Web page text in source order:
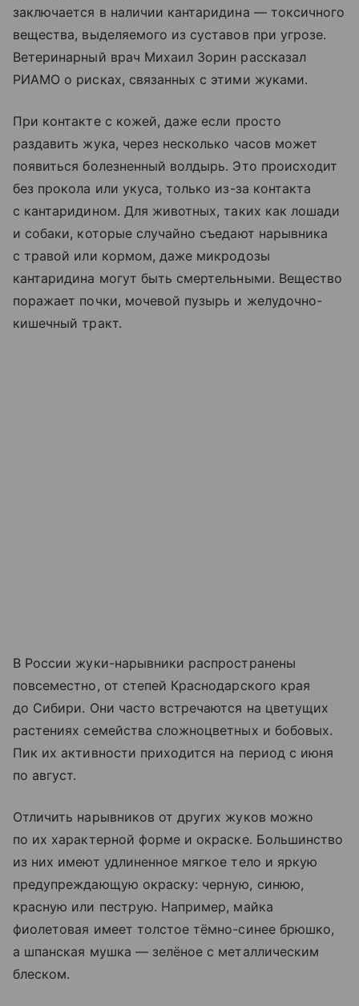
заключается в наличии кантаридина — токсичного
вещества, выделяемого из суставов при угрозе.
Ветеринарный врач Михаил Зорин рассказал
РИАМО о рисках, связанных с этими жуками.
При контакте с кожей, даже если просто
раздавить жука, через несколько часов может
появиться болезненный волдырь. Это происходит
без прокола или укуса, только из-за контакта
с кантаридином. Для животных, таких как лошади
и собаки, которые случайно съедают нарывника
с травой или кормом, даже микродозы
кантаридина могут быть смертельными. Вещество
поражает почки, мочевой пузырь и желудочно-
кишечный тракт.
В России жуки-нарывники распространены
повсеместно, от степей Краснодарского края
до Сибири. Они часто встречаются на цветущих
растениях семейства сложноцветных и бобовых.
Пик их активности приходится на период с июня
по август.
Отличить нарывников от других жуков можно
по их характерной форме и окраске. Большинство
из них имеют удлиненное мягкое тело и яркую
предупреждающую окраску: черную, синюю,
красную или пеструю. Например, майка
фиолетовая имеет толстое тёмно-синее брюшко,
а шпанская мушка — зелёное с металлическим
блеском.